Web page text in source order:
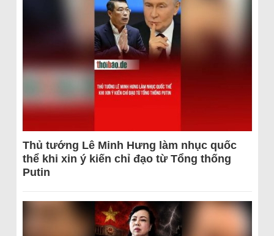
Thủ tướng Lê Minh Hưng làm nhục quốc
thể khi xin ý kiến chỉ đạo từ Tổng thống
Putin